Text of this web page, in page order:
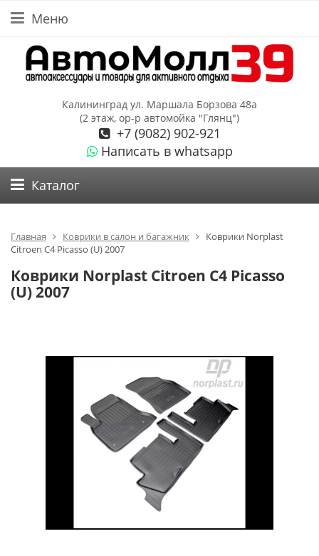
Меню
Калининград ул. Маршала Борзова 48а
(2 этаж, ор-р автомойка "Глянц")
+7 (9082) 902-921
Написать в whatsapp
Каталог
Главная Коврики в салон и багажник
Коврики Norplast
Citroen C4 Picasso (U) 2007
Коврики Norplast Citroen C4 Picasso
(U) 2007